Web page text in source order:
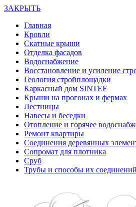
ЗАКРЫТЬ
Главная
Кровли
Скатные крыши
Отделка фасадов
Водоснабжение
Восстановление и усиление
Геология стройплощадки
Каркасный дом SINTEF
Крыши на прогонах и фермах
Лестницы
Навесы и беседки
Отопление и горячее
Ремонт квартиры
Соединения деревянных
Сопромат для плотника
Сруб
Трубы и способы их соединений